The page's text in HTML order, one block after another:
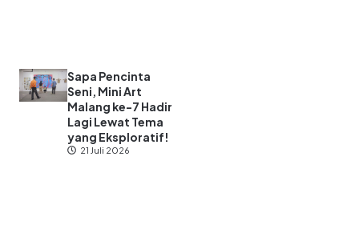
Sapa Pencinta
Seni, Mini Art
Malang ke-7 Hadir
Lagi Lewat Tema
yang Eksploratif!
21 Juli 2026